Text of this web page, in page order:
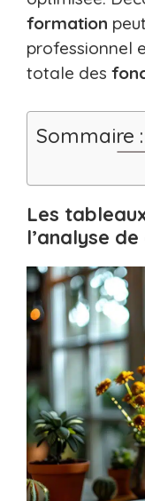
formation
professionnel
totale des
Sommaire :
Les
l’analyse